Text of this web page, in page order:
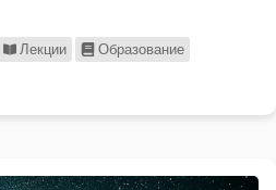
Лекции
Образование